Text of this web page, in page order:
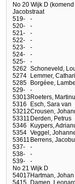
No 20 Wijk D
Jacobstraat
519- -
520- -
521- -
522- -
523- -
524- -
525- -
5262 Schoneveld,
5274 Lemmer,
5285 Borgéee,
529- -
53013Roeters,
5316 Esch, Sara van
53212Crousen,
53311 Derden, Petrus
5346 Kuypers,
5354 Veggel,
53611 Berrens,
537- -
538- -
539- -
No 21 Wijk D
54017Hartman,
5415 Damen,